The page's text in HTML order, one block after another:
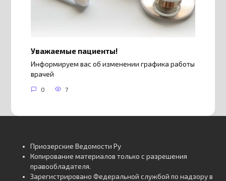
Уважаемые пациенты!
Информируем вас об изменении графика работы
врачей
0 7
Приозерские Ведомости Ру
Копирование материалов только с разрешения
правообладателя.
Зарегистрировано Федеральной службой по надзору в